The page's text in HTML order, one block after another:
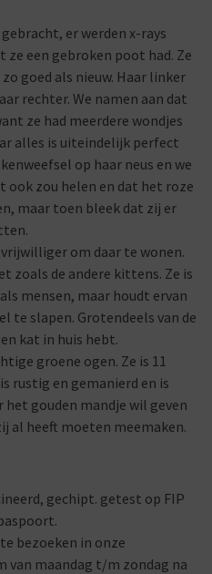
er werden x-rays
een gebroken poot had. Ze
goed als nieuw. Haar linker
rechter. We namen aan dat
ze had meerdere wondjes
alles is uiteindelijk perfect
op haar neus en we
zou helen en dat het roze
maar toen bleek dat zij er
om daar te wonen.
zoals de andere kittens. Ze is
mensen, maar houdt ervan
te slapen. Grotendeels van de
kat in huis hebt.
groene ogen. Ze is 11
rustig en gemanierd en is
het gouden mandje wil geven
al heeft moeten meemaken.
gechipt. getest op FIP
bezoeken in onze
van maandag t/m zondag na